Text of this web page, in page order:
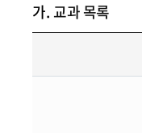
가. 교과 목록